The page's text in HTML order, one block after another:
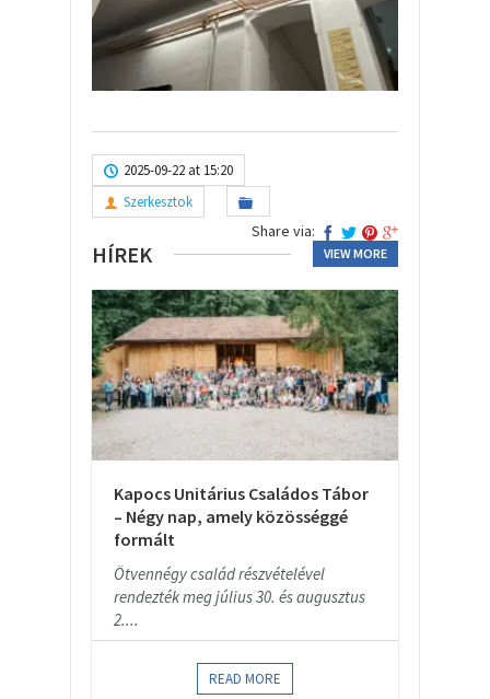
2025-09-22 at 15:20
Szerkesztok
Share via:
HÍREK VIEW MORE
Kapocs Unitárius Családos Tábor
– Négy nap, amely közösséggé
formált
Ötvennégy család részvételével
rendezték meg július 30. és augusztus
2....
READ MORE